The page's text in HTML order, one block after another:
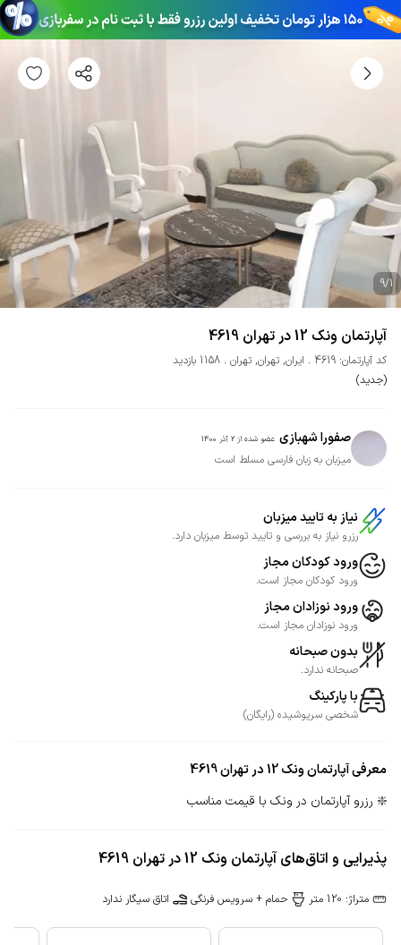
9/1
آپارتمان ونک 12 در تهران 4619
کد آپارتمان: 4619 ایران, تهران, تهران
1158 بازدید
(جدید)
صفورا شهبازی عضو شده از 2 آذر 1400
میزبان به زبان فارسی مسلط است
نیاز به تایید میزبان
رزرو نیاز به بررسی و تایید توسط میزبان دارد.
ورود کودکان مجاز
ورود کودکان مجاز است.
ورود نوزادان مجاز
ورود نوزادان مجاز است.
بدون صبحانه
صبحانه ندارد.
با پارکینگ
شخصی سرپوشیده (رایگان)
معرفیآپارتمان ونک 12 در تهران 4619
❇️ رزرو آپارتمان در ونک با قیمت مناسب
پذیرایی و اتاق‌های آپارتمان ونک 12 در تهران 4619
متراژ: 120 متر حمام + سرویس فرنگی اتاق سیگار ندارد